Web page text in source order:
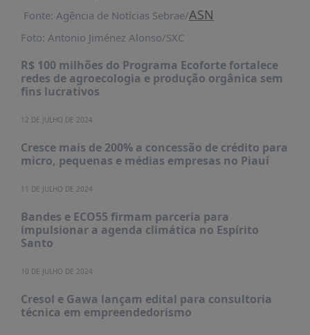
CONTATO
Fonte: Agência de Notícias Sebrae/ASN
Foto: Antonio Jiménez Alonso/SXC
R$ 100 milhões do Programa Ecoforte fortalece
redes de agroecologia e produção orgânica sem
fins lucrativos
12 DE JULHO DE 2024
Cresce mais de 200% a concessão de crédito para
micro, pequenas e médias empresas no Piauí
11 DE JULHO DE 2024
Bandes e ECO55 firmam parceria para
impulsionar a agenda climática no Espírito
Santo
10 DE JULHO DE 2024
Cresol e Gawa lançam edital para consultoria
técnica em empreendedorismo